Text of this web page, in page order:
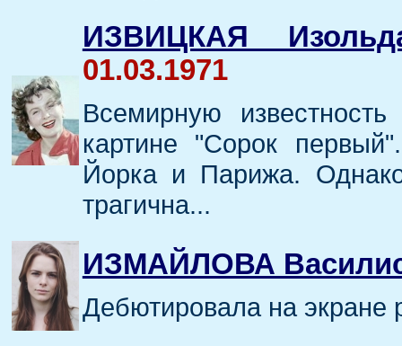
ИЗВИЦКАЯ
01.03.1971
Всемирную
картине "Сорок
Йорка и Парижа.
трагична...
ИЗМАЙЛОВА
Дебютировала на